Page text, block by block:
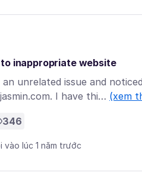
to inappropriate website
unrelated issue and
I have thi… (xem
346
vào lúc 1 năm trước